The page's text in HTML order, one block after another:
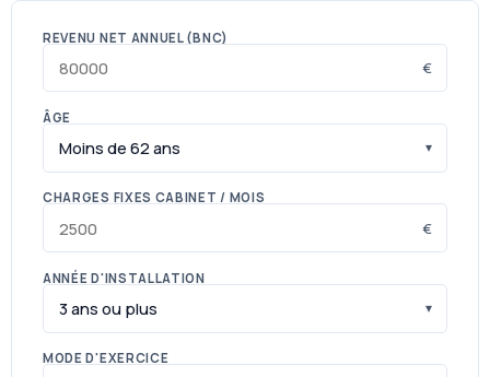
REVENU NET ANNUEL (BNC)
€
ÂGE
CHARGES FIXES CABINET / MOIS
€
ANNÉE D'INSTALLATION
MODE D'EXERCICE